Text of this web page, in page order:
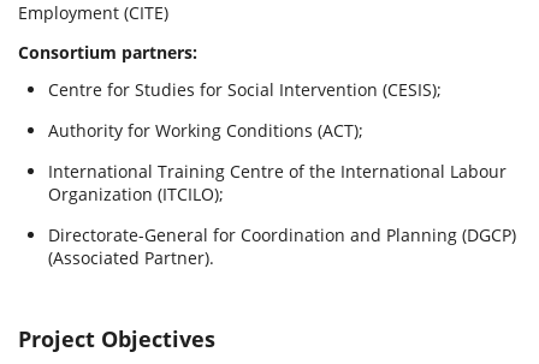
Employment (CITE)
Consortium partners:
Centre for Studies for Social Intervention (CESIS);
Authority for Working Conditions (ACT);
International Training Centre of the International Labour
Organization (ITCILO);
Directorate-General for Coordination and Planning (DGCP)
(Associated Partner).
Project Objectives